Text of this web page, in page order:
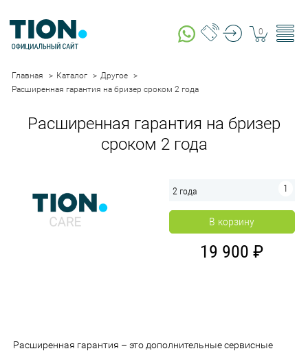
0
Главная Каталог
Другое
Расширенная гарантия на бризер сроком 2 года
Расширенная гарантия на бризер
сроком 2 года
Расширенная гарантия – это дополнительные сервисные
2 года
В корзину
19 900